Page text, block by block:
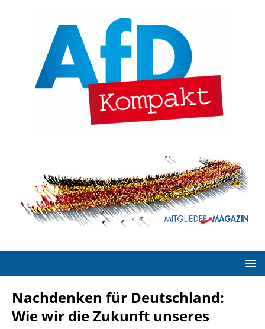
Nachdenken für Deutschland:
Wie wir die Zukunft unseres